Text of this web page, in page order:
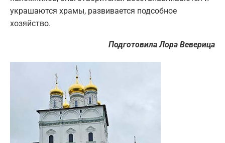
украшаются храмы, развивается подсобное
хозяйство.
Подготовила Лора Веверица